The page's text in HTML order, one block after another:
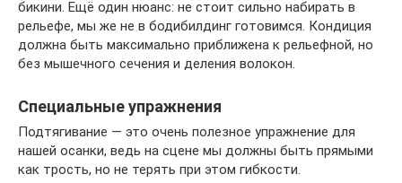
бикини. Ещё один нюанс: не стоит сильно набирать в
рельефе, мы же не в бодибилдинг готовимся. Кондиция
должна быть максимально приближена к рельефной, но
без мышечного сечения и деления волокон.
Специальные упражнения
Подтягивание — это очень полезное упражнение для
нашей осанки, ведь на сцене мы должны быть прямыми
как трость, но не терять при этом гибкости.